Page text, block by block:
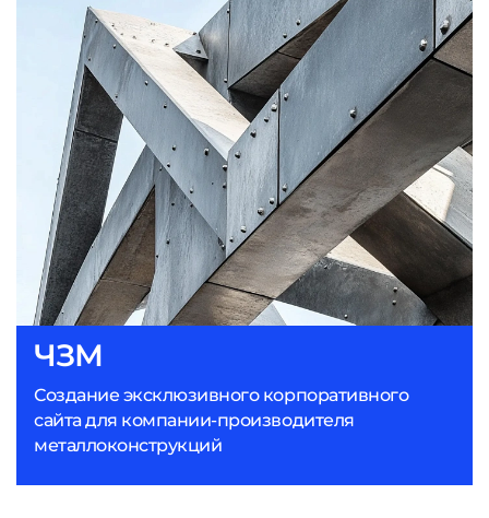
ЧЗМ
Создание эксклюзивного корпоративного
сайта для компании-производителя
металлоконструкций